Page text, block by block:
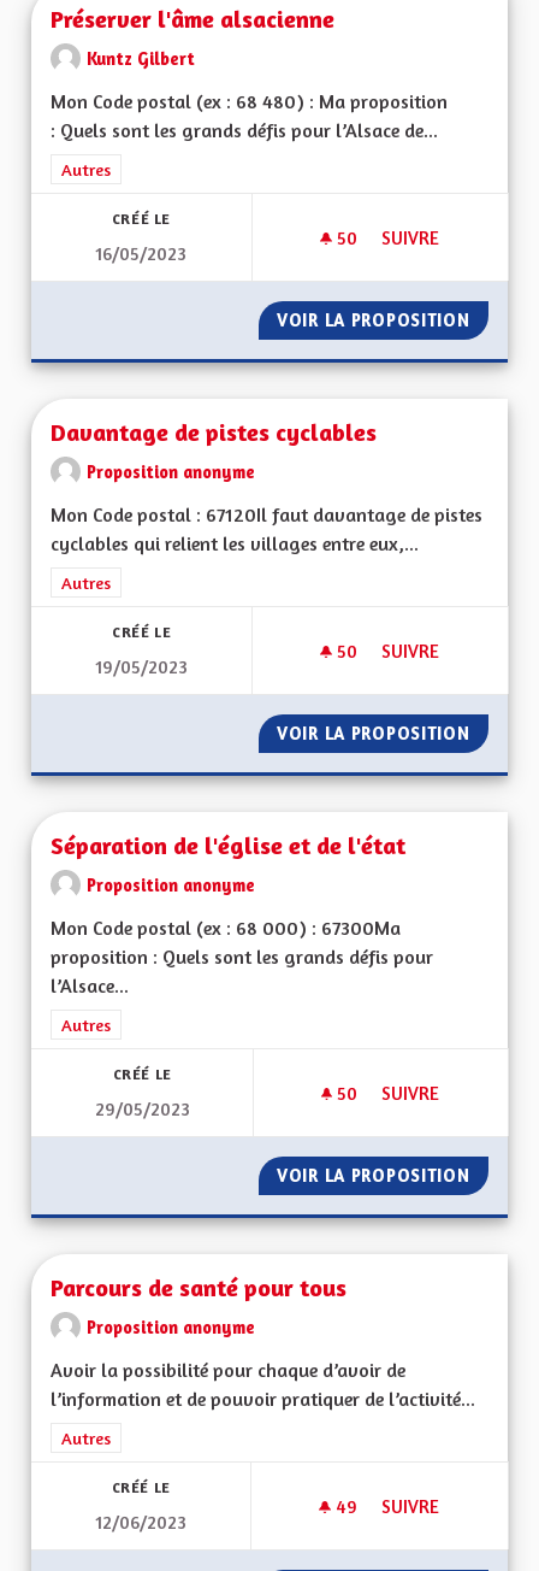
Préserver l'âme alsacienne
Kuntz Gilbert
Mon Code postal (ex : 68 480) : Ma proposition
: Quels sont les grands défis pour l’Alsace de...
Filtrer les résultats de la catégorie : Autres
Autres
CRÉÉ LE
16/05/2023
50 50 ABONNÉS
SUIVRE
VOIR LA PROPOSITION
Davantage de pistes cyclables
Proposition anonyme
Mon Code postal : 67120Il faut davantage de pistes
cyclables qui relient les villages entre eux,...
Filtrer les résultats de la catégorie : Autres
Autres
CRÉÉ LE
19/05/2023
50 50 ABONNÉS
SUIVRE
VOIR LA PROPOSITION
Séparation de l'église et de l'état
Proposition anonyme
Mon Code postal (ex : 68 000) : 67300Ma
proposition : Quels sont les grands défis pour
l’Alsace...
Filtrer les résultats de la catégorie : Autres
Autres
CRÉÉ LE
29/05/2023
50 50 ABONNÉS
SUIVRE
VOIR LA PROPOSITION
Parcours de santé pour tous
Proposition anonyme
Avoir la possibilité pour chaque d’avoir de
l’information et de pouvoir pratiquer de l’activité...
Filtrer les résultats de la catégorie : Autres
Autres
CRÉÉ LE
12/06/2023
49 49 ABONNÉS
SUIVRE